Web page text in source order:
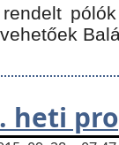
heti